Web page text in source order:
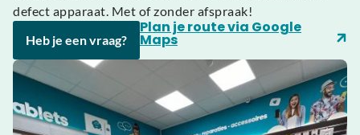
defect apparaat. Met of zonder afspraak!
Heb je een vraag?
Plan je route via Google
Maps